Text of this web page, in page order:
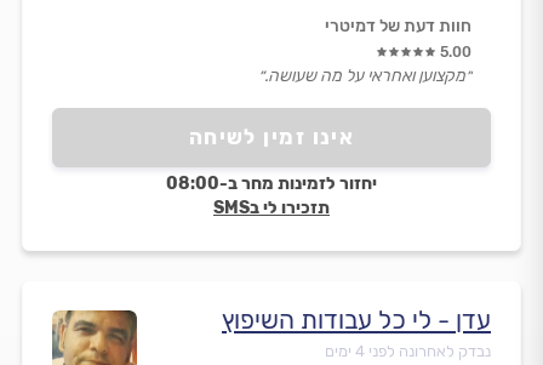
אינו זמין לשיחה
יחזור לזמינות מחר ב-08:00
תזכירו לי בSMS
חוות דעת של דמיטרי
5.00
״מקצוען ואחראי על מה שעושה.״
עדן - לי כל עבודות השיפוץ
נבדק לאחרונה לפני 4 ימים